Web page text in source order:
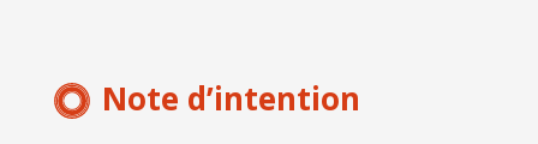
Note d’intention